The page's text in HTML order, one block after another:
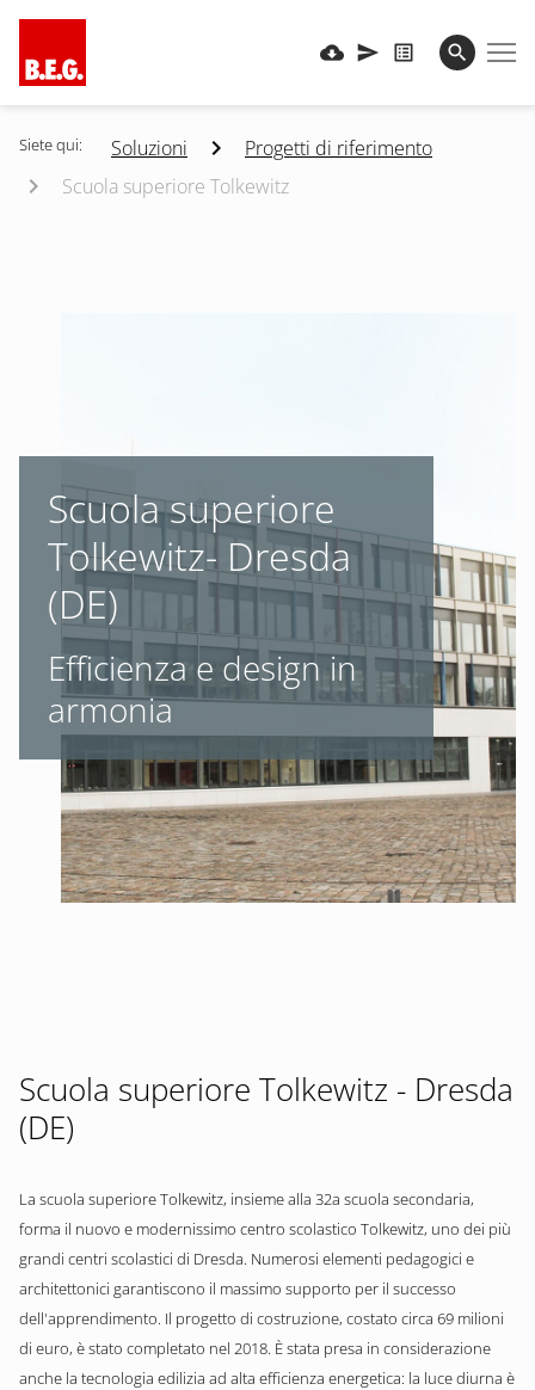
Siete qui: Soluzioni
Progetti di riferimento
Scuola superiore Tolkewitz
Scuola superiore
Tolkewitz- Dresda
(DE)
Efficienza e design in
armonia
Scuola superiore Tolkewitz - Dresda
(DE)
La scuola superiore Tolkewitz, insieme alla 32a scuola secondaria,
forma il nuovo e modernissimo centro scolastico Tolkewitz, uno dei più
grandi centri scolastici di Dresda. Numerosi elementi pedagogici e
architettonici garantiscono il massimo supporto per il successo
dell'apprendimento. Il progetto di costruzione, costato circa 69 milioni
di euro, è stato completato nel 2018. È stata presa in considerazione
anche la tecnologia edilizia ad alta efficienza energetica: la luce diurna è